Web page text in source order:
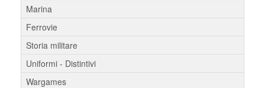
Marina
Ferrovie
Storia militare
Uniformi - Distintivi
Wargames